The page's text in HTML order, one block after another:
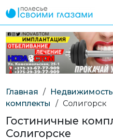
Главная / Недвижимость
комплекты
/ Солигорск
Гостиничные
Солигорске